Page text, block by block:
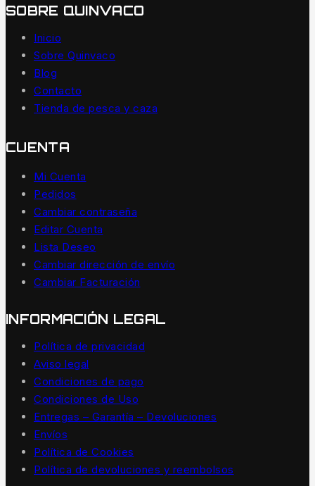
SOBRE QUINVACO
Inicio
Sobre Quinvaco
Blog
Contacto
Tienda de pesca y caza
CUENTA
Mi Cuenta
Pedidos
Cambiar contraseña
Editar Cuenta
Lista Deseo
Cambiar dirección de envío
Cambiar Facturación
INFORMACIÓN LEGAL
Política de privacidad
Aviso legal
Condiciones de pago
Condiciones de Uso
Entregas – Garantía – Devoluciones
Envíos
Política de Cookies
Política de devoluciones y reembolsos